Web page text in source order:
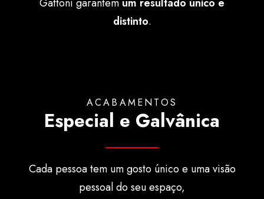
distinto.
ACABAMENTOS
Especial e Galvânica
Cada pessoa tem um gosto único e uma visão
pessoal do seu espaço,